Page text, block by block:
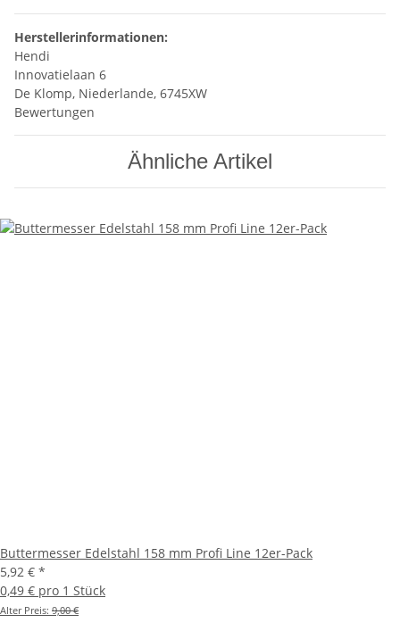
Herstellerinformationen:
Hendi
Innovatielaan 6
De Klomp, Niederlande, 6745XW
Bewertungen
Ähnliche Artikel
Buttermesser Edelstahl 158 mm Profi Line 12er-Pack
5,92 € *
0,49 € pro 1 Stück
Alter Preis: 9,00 €